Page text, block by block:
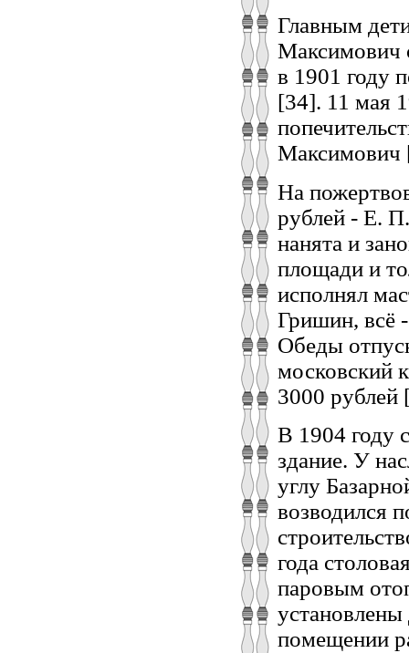
Главным
Максимович
в 1901 году
[34]. 11 мая
Максимович
На
рублей - Е.
нанята и
площади и
исполнял
Гришин, всё
Обеды
московский
3000 рублей
В 1904 году
здание. У
углу
возводился
года
паровым
помещении